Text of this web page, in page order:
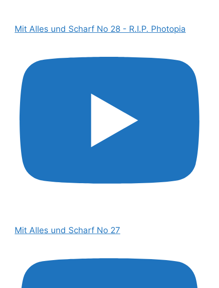
Mit Alles und Scharf No 28 - R.I.P. Photopia
Mit Alles und Scharf No 27